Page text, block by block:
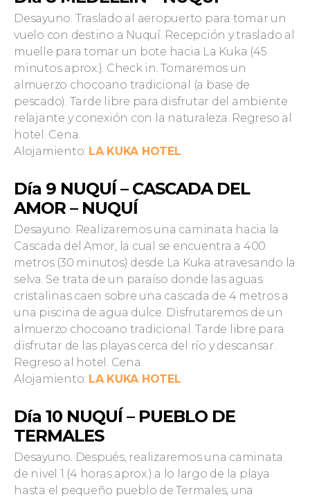
Desayuno. Traslado al aeropuerto para tomar un
vuelo con destino a Nuquí. Recepción y traslado al
muelle para tomar un bote hacia La Kuka (45
minutos aprox.). Check in. Tomaremos un
almuerzo chocoano tradicional (a base de
pescado). Tarde libre para disfrutar del ambiente
relajante y conexión con la naturaleza. Regreso al
hotel. Cena.
Alojamiento: LA KUKA HOTEL
Día 9 NUQUÍ – CASCADA DEL
AMOR – NUQUÍ
Desayuno. Realizaremos una caminata hacia la
Cascada del Amor, la cual se encuentra a 400
metros (30 minutos) desde La Kuka atravesando la
selva. Se trata de un paraíso donde las aguas
cristalinas caen sobre una cascada de 4 metros a
una piscina de agua dulce. Disfrutaremos de un
almuerzo chocoano tradicional. Tarde libre para
disfrutar de las playas cerca del río y descansar.
Regreso al hotel. Cena.
Alojamiento: LA KUKA HOTEL
Día 10 NUQUÍ – PUEBLO DE
TERMALES
Desayuno. Después, realizaremos una caminata
de nivel 1 (4 horas aprox.) a lo largo de la playa
hasta el pequeño pueblo de Termales, una